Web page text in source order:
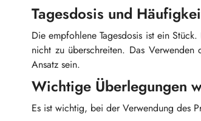
Tagesdosis und
Die empfohlene Tagesdosis ist ein
nicht zu überschreiten. Das
Ansatz sein.
Wichtige Überlegungen
Es ist wichtig, bei der Verwendung des